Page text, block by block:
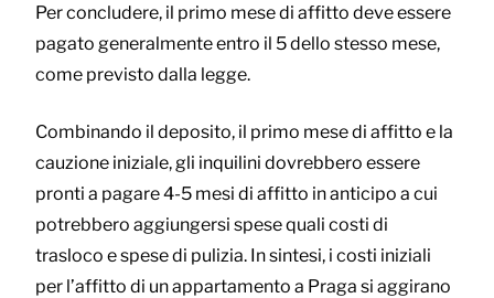
Per concludere, il primo mese di affitto deve essere
pagato generalmente entro il 5 dello stesso mese,
come previsto dalla legge.
Combinando il deposito, il primo mese di affitto e la
cauzione iniziale, gli inquilini dovrebbero essere
pronti a pagare 4-5 mesi di affitto in anticipo a cui
potrebbero aggiungersi spese quali costi di
trasloco e spese di pulizia. In sintesi, i costi iniziali
per l’affitto di un appartamento a Praga si aggirano